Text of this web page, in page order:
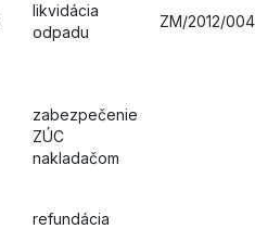
likvidácia
odpadu
ZM/2012/
zabezpečenie
ZÚC
nakladačom
refundácia